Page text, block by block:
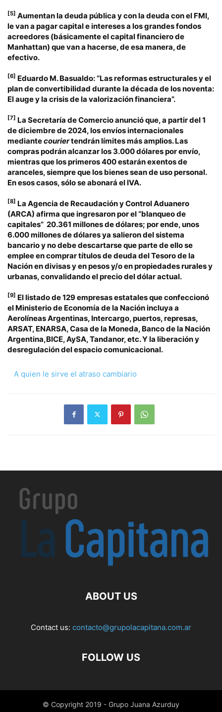
[5] Aumentan la deuda pública y con la deuda con el FMI,
le van a pagar capital e intereses a los grandes fondos
acreedores (básicamente el capital financiero de
Manhattan) que van a hacerse, de esa manera, de
efectivo.
[6] Eduardo M. Basualdo: “Las reformas estructurales y el
plan de convertibilidad durante la década de los noventa:
El auge y la crisis de la valorización financiera”.
[7] La Secretaría de Comercio anunció que, a partir del 1
de diciembre de 2024, los envíos internacionales
mediantecouriertendrán límites más amplios. Las
compras podrán alcanzar los 3.000 dólares por envío,
mientras que los primeros 400 estarán exentos de
aranceles, siempre que los bienes sean de uso personal.
En esos casos, sólo se abonará el IVA.
[8] La Agencia de Recaudación y Control Aduanero
(ARCA) afirma que ingresaron por el “blanqueo de
capitales” 20.361 millones de dólares; por ende, unos
6.000 millones de dólares ya salieron del sistema
bancario y no debe descartarse que parte de ello se
emplee en comprar títulos de deuda del Tesoro de la
Nación en divisas y en pesos y/o en propiedades rurales y
urbanas, convalidando el precio del dólar actual.
[9] El listado de 129 empresas estatales que confeccionó
el Ministerio de Economía de la Nación incluya a
Aerolíneas Argentinas, Intercargo, puertos, represas,
ARSAT, ENARSA, Casa de la Moneda, Banco de la Nación
Argentina,BICE, AySA, Tandanor, etc. Y la liberación y
desregulación del espacio comunicacional.
A quien le sirve el atraso cambiario
ABOUT US
Contact us: contacto@grupolacapitana.com.ar
FOLLOW US
© Copyright 2019 - Grupo Juana Azurduy